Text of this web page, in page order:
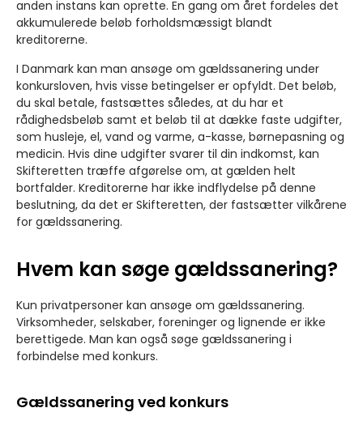
anden instans kan oprette. En gang om året fordeles det
akkumulerede beløb forholdsmæssigt blandt
kreditorerne.
I Danmark kan man ansøge om gældssanering under
konkursloven, hvis visse betingelser er opfyldt. Det beløb,
du skal betale, fastsættes således, at du har et
rådighedsbeløb samt et beløb til at dække faste udgifter,
som husleje, el, vand og varme, a-kasse, børnepasning og
medicin. Hvis dine udgifter svarer til din indkomst, kan
Skifteretten træffe afgørelse om, at gælden helt
bortfalder. Kreditorerne har ikke indflydelse på denne
beslutning, da det er Skifteretten, der fastsætter vilkårene
for gældssanering.
Hvem kan søge gældssanering?
Kun privatpersoner kan ansøge om gældssanering.
Virksomheder, selskaber, foreninger og lignende er ikke
berettigede. Man kan også søge gældssanering i
forbindelse med konkurs.
Gældssanering ved konkurs